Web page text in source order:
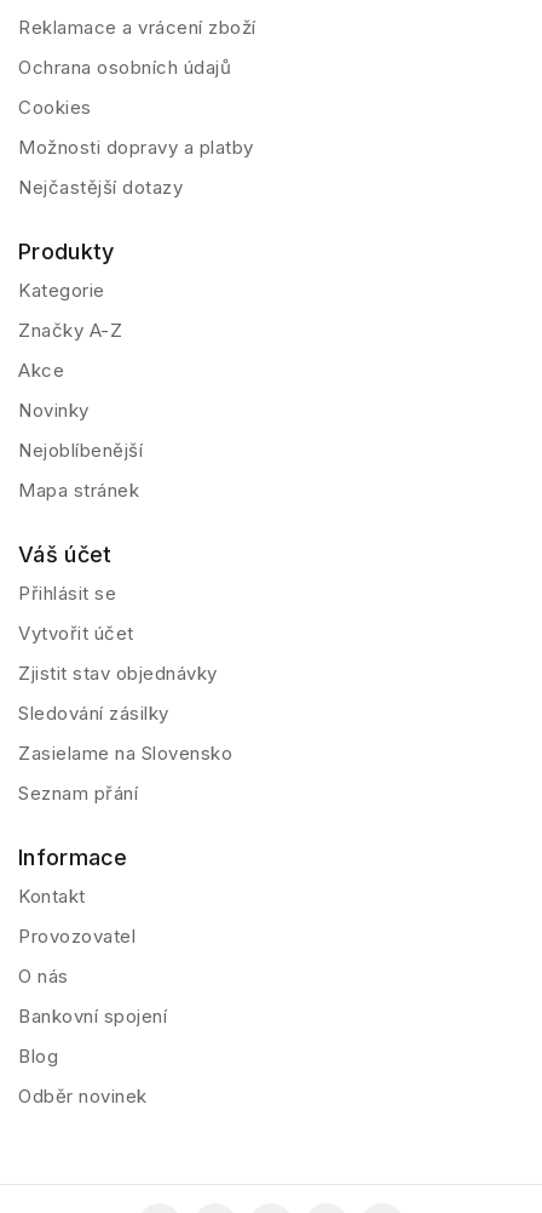
Reklamace a vrácení zboží
Ochrana osobních údajů
Cookies
Možnosti dopravy a platby
Nejčastější dotazy
Produkty
Kategorie
Značky A-Z
Akce
Novinky
Nejoblíbenější
Mapa stránek
Váš účet
Přihlásit se
Vytvořit účet
Zjistit stav objednávky
Sledování zásilky
Zasielame na Slovensko
Seznam přání
Informace
Kontakt
Provozovatel
O nás
Bankovní spojení
Blog
Odběr novinek